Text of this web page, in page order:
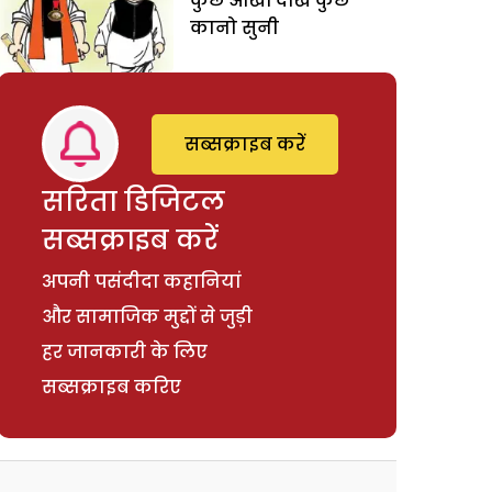
कानो सुनी
सरिता डिजिटल
सब्सक्राइब करें
अपनी पसंदीदा कहानियां
और सामाजिक मुद्दों से जुड़ी
हर जानकारी के लिए
सब्सक्राइब करिए
सब्सक्राइब करें